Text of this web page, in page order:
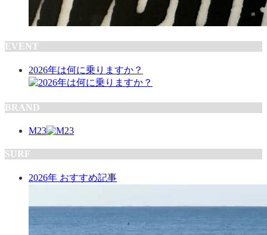
EVENT
2026年は何に乗りますか？
BRAND
M23
SURF
2026年 おすすめ記事